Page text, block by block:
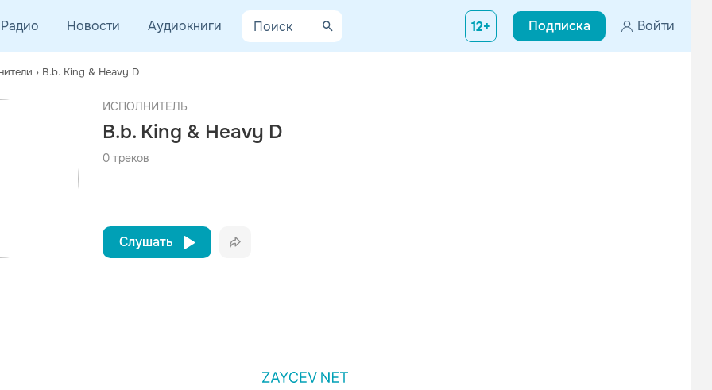
Радио Новости Аудиокниги 12+ Подписка Войти
› B.b. King & Heavy D
ИСПОЛНИТЕЛЬ
B.b. King & Heavy D
0 треков
Слушать
B. King; настоящее имя Райли Би Кинг, англ. Riley B. King; 16 сентября 1925, Итта Бена, Миссисипи) — американский блюзовый
из критиков, «Би Би Кинг представил нам утонченный стиль...
ведет переговоры с правообладателем.